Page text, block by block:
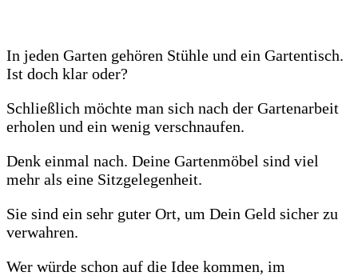
In jeden Garten gehören Stühle und ein Gartentisch.
Ist doch klar oder?
Schließlich möchte man sich nach der Gartenarbeit
erholen und ein wenig verschnaufen.
Denk einmal nach. Deine Gartenmöbel sind viel
mehr als eine Sitzgelegenheit.
Sie sind ein sehr guter Ort, um Dein Geld sicher zu
verwahren.
Wer würde schon auf die Idee kommen, im